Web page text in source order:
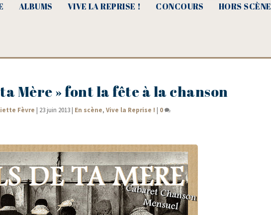
ALBUMS VIVE LA REPRISE ! CONCOURS HORS SCÈNE
ta Mère » font la fête à la chanson
Fèvre | 23 juin 2013 | En scène,Vive la Reprise ! | 0